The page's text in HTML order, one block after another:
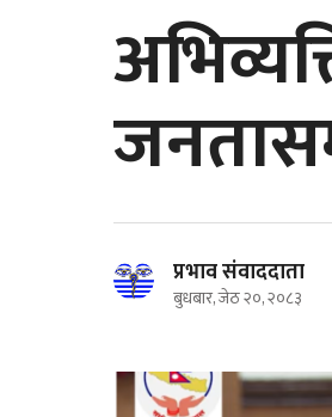
प्रभाव संवाददाता
बुधबार, जेठ २०, २०८३